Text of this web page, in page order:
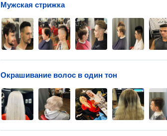
Мужская стрижка
Окрашивание волос в один тон